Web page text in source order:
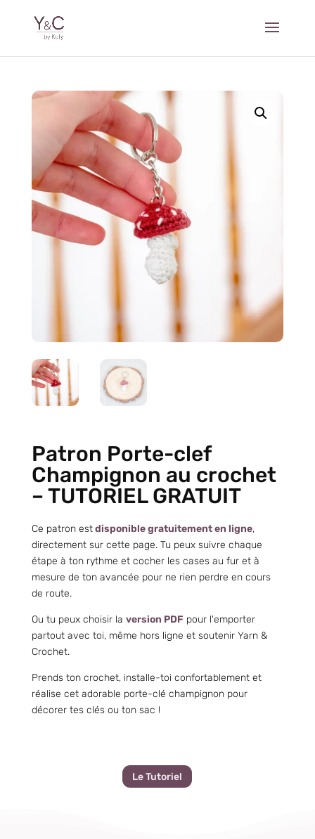
Patron Porte-clef
Champignon au crochet
– TUTORIEL GRATUIT
Ce patron estdisponible gratuitement en ligne,
directement sur cette page. Tu peux suivre chaque
étape à ton rythme et cocher les cases au fur et à
mesure de ton avancée pour ne rien perdre en cours
de route.
Ou tu peux choisir la version PDF pour l'emporter
partout avec toi, même hors ligne et soutenir Yarn &
Crochet.
Prends ton crochet, installe-toi confortablement et
réalise cet adorable porte-clé champignon pour
décorer tes clés ou ton sac !
Le Tutoriel